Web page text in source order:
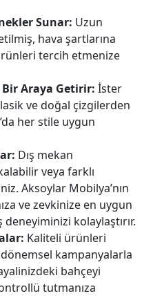
Sunar: Uzun
hava şartlarına
tercih etmenize
Bir Araya Getirir: İster
ve doğal çizgilerden
her stile uygun
Dış mekan
veya farklı
Aksoylar Mobilya’nın
ve zevkinize en uygun
kolaylaştırır.
Kaliteli ürünleri
kampanyalarla
bahçeyi
tutmanıza